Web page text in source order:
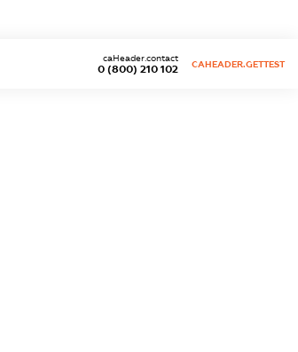
0 (800) 210 102
caHeader.contact
CAHEADER.GETTEST